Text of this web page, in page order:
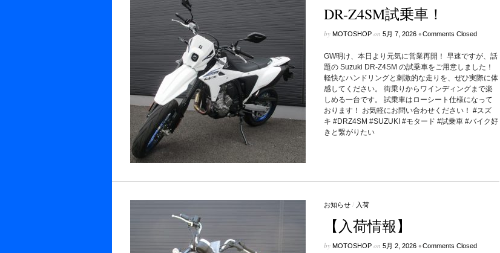
DR-Z4SM試乗車！
by MOTOSHOPon 5月 7, 2026 •Comments Closed
GW明け、本日より元気に営業再開！ 早速ですが、話
題の Suzuki DR-Z4SM の試乗車をご用意しました！
軽快なハンドリングと刺激的な走りを、ぜひ実際に体
感してください。 街乗りからワインディングまで楽
しめる一台です。 試乗車はローシート仕様になって
おります！ お気軽にお問い合わせください！ #スズ
キ #DRZ4SM #SUZUKI #モタード #試乗車 #バイク好
きと繋がりたい
お知らせ/ 入荷
【入荷情報】
by MOTOSHOPon 5月 2, 2026 •Comments Closed